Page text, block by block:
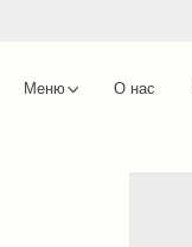
Меню О нас